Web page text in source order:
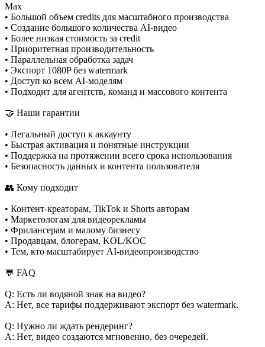
Max
• Большой объем credits для масштабного производства
• Создание большого количества AI-видео
• Более низкая стоимость за credit
• Приоритетная производительность
• Параллельная обработка задач
• Экспорт 1080P без watermark
• Доступ ко всем AI-моделям
• Подходит для агентств, команд и массового контента
🤝 Наши гарантии
• Легальный доступ к аккаунту
• Быстрая активация и понятные инструкции
• Поддержка на протяжении всего срока использования
• Безопасность данных и контента пользователя
👥 Кому подходит
• Контент-креаторам, TikTok и Shorts авторам
• Маркетологам для видеорекламы
• Фрилансерам и малому бизнесу
• Продавцам, блогерам, KOL/KOC
• Тем, кто масштабирует AI-видеопроизводство
💬 FAQ
Q: Есть ли водяной знак на видео?
A: Нет, все тарифы поддерживают экспорт без watermark.
Q: Нужно ли ждать рендеринг?
A: Нет, видео создаются мгновенно, без очередей.